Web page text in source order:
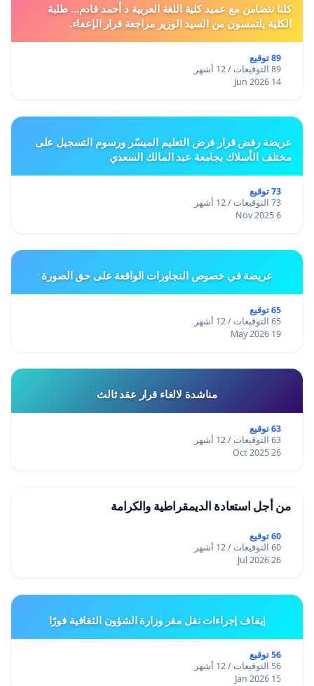
كلنا نتضامن مع عميد كلية اللغة العربية د أحمد قادم... طلبة
الكلية يلتمسون من السيد الوزير مراجعة قرار الإعفاء.
89 توقيع
89 التوقيعات / 12 أشهر
14 Jun 2026
عريضة رفض قرار فرض التعليم الميسّر ورسوم التسجيل على
مختلف الأسلاك بجامعة عبد المالك السعدي
73 توقيع
73 التوقيعات / 12 أشهر
6 Nov 2025
عريضة في خصوص التجاوزات الواقعة على حق الصورة
65 توقيع
65 التوقيعات / 12 أشهر
19 May 2026
مناشدة لالغاء قرار عقد ثالث
63 توقيع
63 التوقيعات / 12 أشهر
26 Oct 2025
من أجل استعادة الديمقراطية والكرامة
60 توقيع
60 التوقيعات / 12 أشهر
26 Jul 2026
إيقاف إجراءات نقل مقر وزارة الشؤون الثقافية فورًا
56 توقيع
56 التوقيعات / 12 أشهر
15 Jan 2026